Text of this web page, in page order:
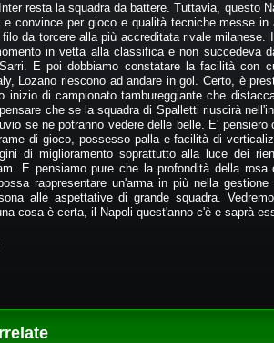
resta la squadra da battere. Tuttavia, questo
e convince per gioco e qualità tecniche messe
da torcere alla più accreditata rivale milanese.
in vetta alla classifica e non succedeva
E poi dobbiamo constatare la facilità con
Lozano riescono ad andare in gol. Certo, è
inizio di campionato tambureggiante che
che se la squadra di Spalletti riuscirà
se ne potranno vedere delle belle. E'
di gioco, possesso palla e facilità di
di miglioramento soprattutto alla luce dei
E pensiamo pure che la profondità della
rappresentare un'arma in più nella
alle aspettative di grande squadra.
cosa è certa, il Napoli quest'anno c'è e saprà